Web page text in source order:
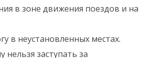
в зоне движения поездов и на
в неустановленных местах.
заступать за